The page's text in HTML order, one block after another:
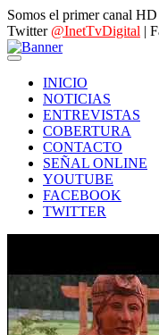
Somos el primer canal
Twitter @InetTvDigital |
INICIO
NOTICIAS
ENTREVISTAS
COBERTURA
CONTACTO
SEÑAL ONLINE
YOUTUBE
FACEBOOK
TWITTER